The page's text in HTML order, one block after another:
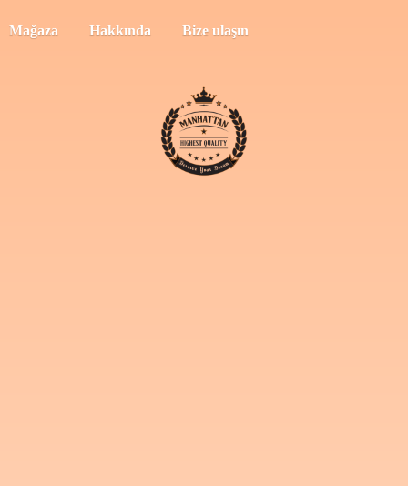
Mağaza Hakkında Bize ulaşın